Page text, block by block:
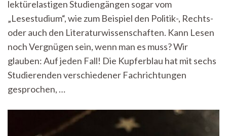
lektürelastigen Studiengängen sogar vom
„Lesestudium“, wie zum Beispiel den Politik-, Rechts-
oder auch den Literaturwissenschaften. Kann Lesen
noch Vergnügen sein, wenn man es muss? Wir
glauben: Auf jeden Fall! Die Kupferblau hat mit sechs
Studierenden verschiedener Fachrichtungen
gesprochen, …